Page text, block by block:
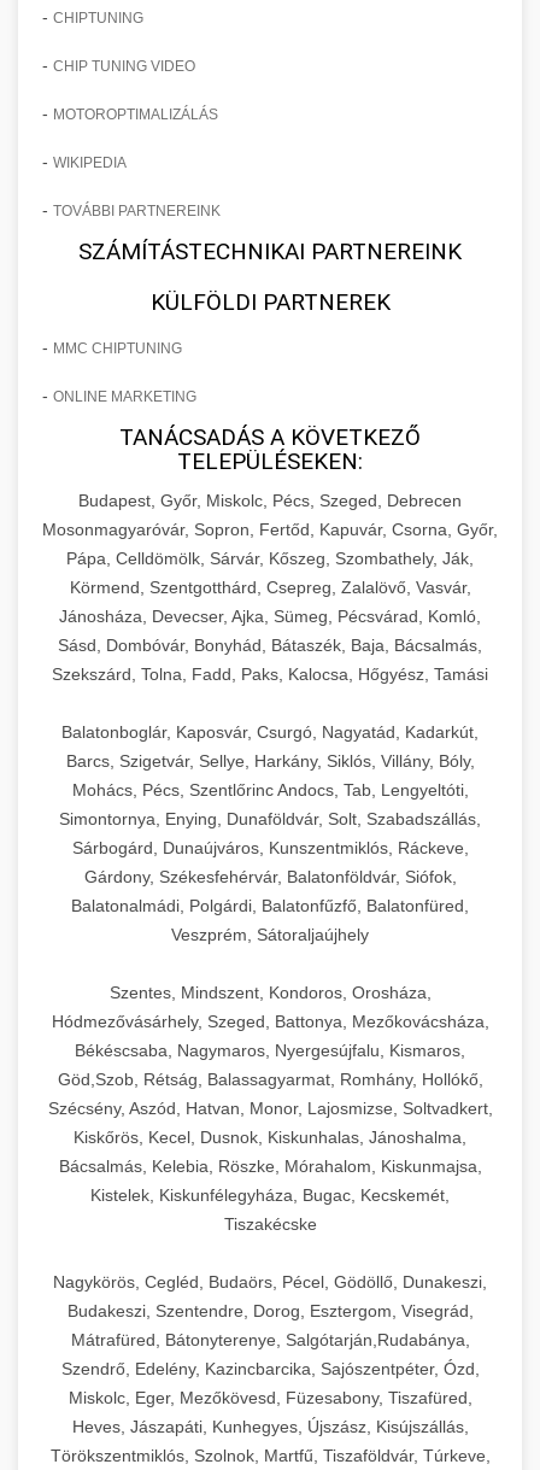
- CHIPTUNING
- CHIP TUNING VIDEO
- MOTOROPTIMALIZÁLÁS
- WIKIPEDIA
- TOVÁBBI PARTNEREINK
SZÁMÍTÁSTECHNIKAI PARTNEREINK
KÜLFÖLDI PARTNEREK
- MMC CHIPTUNING
- ONLINE MARKETING
TANÁCSADÁS A KÖVETKEZŐ
TELEPÜLÉSEKEN:
Budapest, Győr, Miskolc, Pécs, Szeged, Debrecen
Mosonmagyaróvár, Sopron, Fertőd, Kapuvár, Csorna, Győr,
Pápa, Celldömölk, Sárvár, Kőszeg, Szombathely, Ják,
Körmend, Szentgotthárd, Csepreg, Zalalövő, Vasvár,
Jánosháza, Devecser, Ajka, Sümeg, Pécsvárad, Komló,
Sásd, Dombóvár, Bonyhád, Bátaszék, Baja, Bácsalmás,
Szekszárd, Tolna, Fadd, Paks, Kalocsa, Hőgyész, Tamási
Balatonboglár, Kaposvár, Csurgó, Nagyatád, Kadarkút,
Barcs, Szigetvár, Sellye, Harkány, Siklós, Villány, Bóly,
Mohács, Pécs, Szentlőrinc Andocs, Tab, Lengyeltóti,
Simontornya, Enying, Dunaföldvár, Solt, Szabadszállás,
Sárbogárd, Dunaújváros, Kunszentmiklós, Ráckeve,
Gárdony, Székesfehérvár, Balatonföldvár, Siófok,
Balatonalmádi, Polgárdi, Balatonfűzfő, Balatonfüred,
Veszprém, Sátoraljaújhely
Szentes, Mindszent, Kondoros, Orosháza,
Hódmezővásárhely, Szeged, Battonya, Mezőkovácsháza,
Békéscsaba, Nagymaros, Nyergesújfalu, Kismaros,
Göd,Szob, Rétság, Balassagyarmat, Romhány, Hollókő,
Szécsény, Aszód, Hatvan, Monor, Lajosmizse, Soltvadkert,
Kiskőrös, Kecel, Dusnok, Kiskunhalas, Jánoshalma,
Bácsalmás, Kelebia, Röszke, Mórahalom, Kiskunmajsa,
Kistelek, Kiskunfélegyháza, Bugac, Kecskemét,
Tiszakécske
Nagykörös, Cegléd, Budaörs, Pécel, Gödöllő, Dunakeszi,
Budakeszi, Szentendre, Dorog, Esztergom, Visegrád,
Mátrafüred, Bátonyterenye, Salgótarján,Rudabánya,
Szendrő, Edelény, Kazincbarcika, Sajószentpéter, Ózd,
Miskolc, Eger, Mezőkövesd, Füzesabony, Tiszafüred,
Heves, Jászapáti, Kunhegyes, Újszász, Kisújszállás,
Törökszentmiklós, Szolnok, Martfű, Tiszaföldvár, Túrkeve,